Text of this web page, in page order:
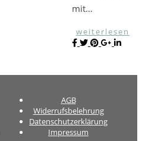
mit…
weiterlesen
AGB
Widerrufsbelehrung
Datenschutzerklärung
Impressum